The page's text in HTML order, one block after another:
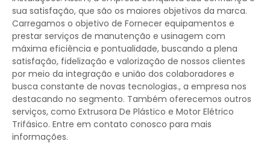
sua satisfação, que são os maiores objetivos da marca.
Carregamos o objetivo de Fornecer equipamentos e
prestar serviços de manutenção e usinagem com
máxima eficiência e pontualidade, buscando a plena
satisfação, fidelização e valorização de nossos clientes
por meio da integração e união dos colaboradores e
busca constante de novas tecnologias., a empresa nos
destacando no segmento. Também oferecemos outros
serviços, como Extrusora De Plástico e Motor Elétrico
Trifásico. Entre em contato conosco para mais
informações.